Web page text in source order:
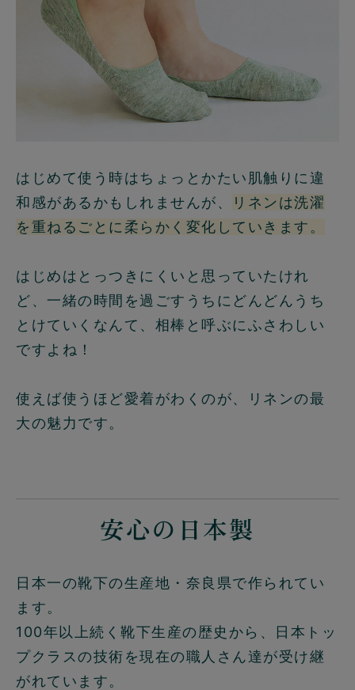
はじめて使う時はちょっとかたい肌触りに違
和感があるかもしれませんが、
リネンは洗濯
を重ねるごとに柔らかく変化していきます。
はじめはとっつきにくいと思っていたけれ
ど、一緒の時間を過ごすうちにどんどんうち
とけていくなんて、相棒と呼ぶにふさわしい
ですよね！
使えば使うほど愛着がわくのが、リネンの最
大の魅力です。
安心の日本製
日本一の靴下の生産地・奈良県で作られてい
ます。
100年以上続く靴下生産の歴史から、日本トッ
プクラスの技術を現在の職人さん達が受け継
がれています。